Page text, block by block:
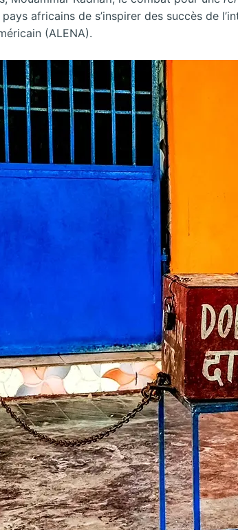
africains de s’inspirer des succès de
(ALENA).